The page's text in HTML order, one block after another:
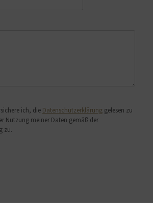
ich, die Datenschutzerklärung gelesen zu
Nutzung meiner Daten gemäß der
zu.